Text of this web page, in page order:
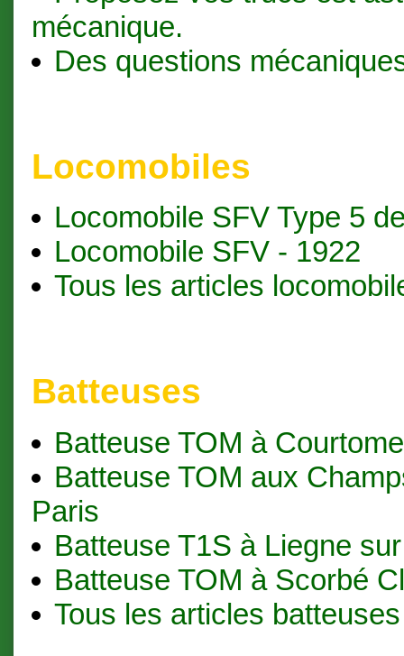
mécanique.
Des questions
Locomobiles
Locomobile SFV Type 5
Locomobile SFV - 1922
Tous les articles
Batteuses
Batteuse TOM à
Batteuse TOM aux
Paris
Batteuse T1S à Liegne
Batteuse TOM à Scorbé
Tous les articles batteuses